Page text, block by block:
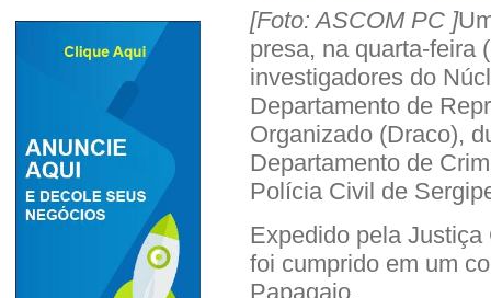
[Foto: ASCOM PC ]
presa, na quarta-feira
investigadores do
Departamento de
Organizado (Draco),
Departamento de
Polícia Civil de
Expedido pela
foi cumprido em um
Papagaio.